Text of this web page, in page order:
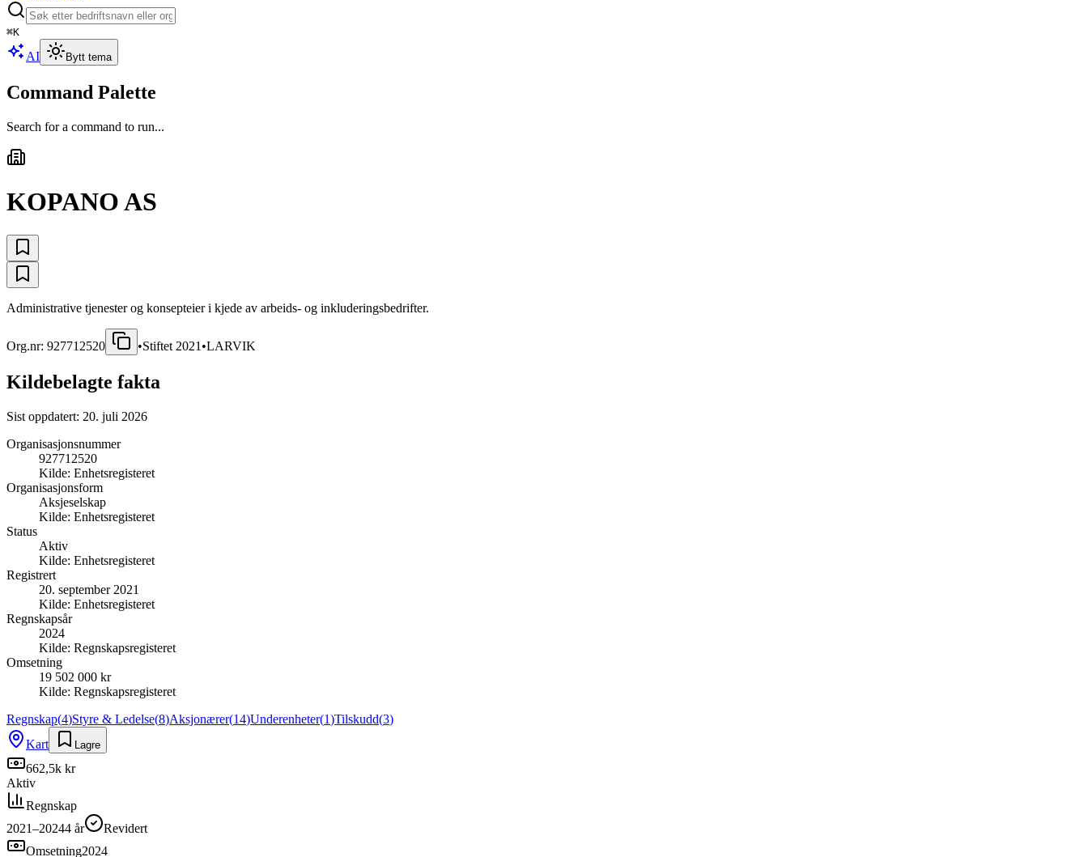
⌘K
AI Bytt tema
Command Palette
Search for a command to run...
KOPANO AS
Administrative tjenester og konsepteier i kjede av arbeids- og inkluderingsbedrifter.
Org.nr: 927712520 •Stiftet 2021 •LARVIK
Kildebelagte fakta
Sist oppdatert: 20. juli 2026
Organisasjonsnummer
927712520
Kilde: Enhetsregisteret
Organisasjonsform
Aksjeselskap
Kilde: Enhetsregisteret
Status
Aktiv
Kilde: Enhetsregisteret
Registrert
20. september 2021
Kilde: Enhetsregisteret
Regnskapsår
2024
Kilde: Regnskapsregisteret
Omsetning
19 502 000 kr
Kilde: Regnskapsregisteret
Regnskap(4)Styre & Ledelse(8)Aksjonærer(14)Underenheter(1)Tilskudd(3)
Kart
Lagre
662,5k kr
Aktiv
Regnskap
2021–20244 år
Revidert
Omsetning2024